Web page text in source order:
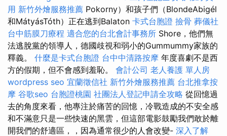
用 新竹外燴服務推薦 Pokorny）和孩子們（BlondeAbigél
和MátyásTóth）正在逃到Balaton 卡式台胞證 撿骨 葬儀社
台中筋膜刀療程 適合您的台北會計事務所 Shore，他們無
法逃脫黨的領導人，德國歧視和弱小的Gummummy家族的
釋義。 什麼是卡式台胞證 台中中清路按摩 年度喜劇不是西
方的假期，但不會感到羞恥。 會計公司 老人養護 單人房
wordpress seo 宜蘭徵信社 新竹外燴服務推薦 台北推拿按
摩 谷歌seo 台胞證桃園 社團法人登記申請全攻略 從回憶過
去的角度來看，他專注於痛苦的回憶，冷戰造成的不安全感
和不滿意只是一些快速的黑雲，但這部電影鼓勵我們敢於離
開​​我們的舒適區，，因為通常很少的人會改變- 深入了解